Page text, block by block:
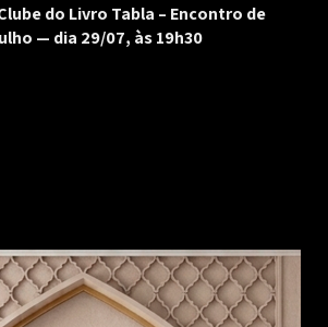
do Livro Tabla – Encontro de
— dia 29/07, às 19h30